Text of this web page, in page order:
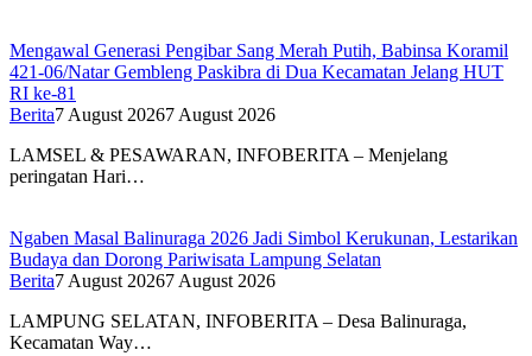
Mengawal Generasi Pengibar Sang Merah Putih, Babinsa Koramil
421-06/Natar Gembleng Paskibra di Dua Kecamatan Jelang HUT
RI ke-81
Berita7 August 20267 August 2026
LAMSEL & PESAWARAN, INFOBERITA – Menjelang
peringatan Hari…
Ngaben Masal Balinuraga 2026 Jadi Simbol Kerukunan, Lestarikan
Budaya dan Dorong Pariwisata Lampung Selatan
Berita7 August 20267 August 2026
LAMPUNG SELATAN, INFOBERITA – Desa Balinuraga,
Kecamatan Way…